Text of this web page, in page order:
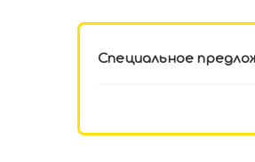
Специальное